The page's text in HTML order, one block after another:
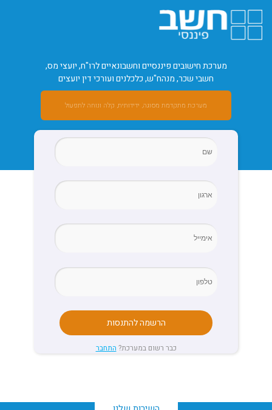
מערכת חישובים פיננסיים וחשבונאיים לרו"ח, יועצי מס,
חשבי שכר, מנהח"ש, כלכלנים ועורכי דין יועצים
מערכת מתקדמת מסוגה, ידידותית, קלה ונוחה לתפעול
הרשמה להתנסות
כבר רשום במערכת? התחבר